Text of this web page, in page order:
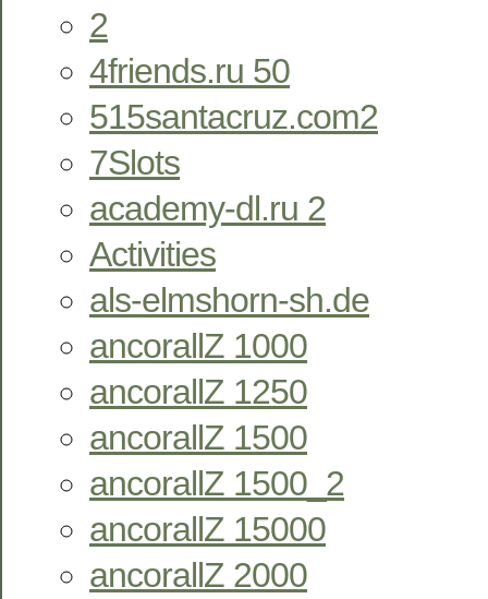
2
4friends.ru 50
515santacruz.com2
7Slots
academy-dl.ru 2
Activities
als-elmshorn-sh.de
ancorallZ 1000
ancorallZ 1250
ancorallZ 1500
ancorallZ 1500_2
ancorallZ 15000
ancorallZ 2000